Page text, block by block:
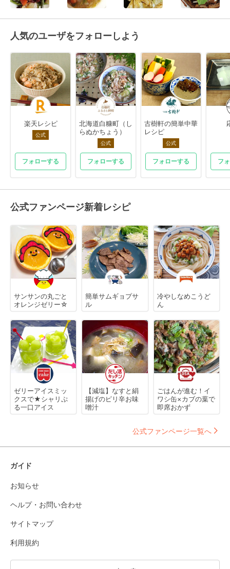
人気のユーザをフォローしよう
楽天レシピ
公式
フォローする
北海道白糠町（し
らぬかちょう）
公式
フォローする
古樹軒の簡単中華
レシピ
公式
フォローする フ
公式ファンページ新着レシピ
サンサンの丸ごと
オレンジゼリー☆
簡単サムギョプサ
ル
冷やしなめこうど
ん
ゼリーアイスミッ
クスで★シャリぷ
る一口アイス
【減塩】なすと絹
揚げのピリ辛お味
噌汁
ごはんが進む！イ
ワシ缶×カブの葉で
即席おかず
公式ファンページ一覧へ
ガイド
お知らせ
ヘルプ・お問い合わせ
サイトマップ
利用規約